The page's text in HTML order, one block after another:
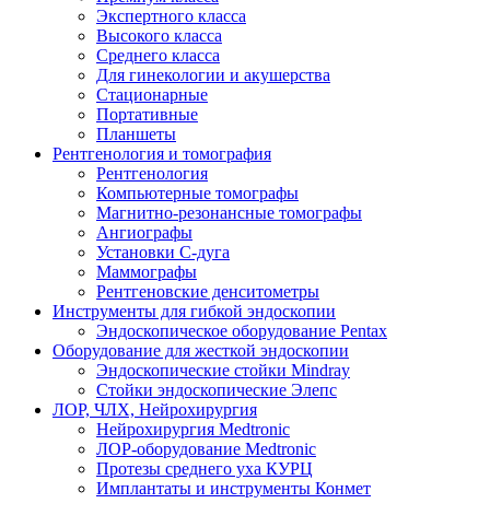
Экспертного класса
Высокого класса
Среднего класса
Для гинекологии и акушерства
Стационарные
Портативные
Планшеты
Рентгенология и томография
Рентгенология
Компьютерные томографы
Магнитно-резонансные томографы
Ангиографы
Установки С-дуга
Маммографы
Рентгеновские денситометры
Инструменты для гибкой эндоскопии
Эндоскопическое оборудование Pentax
Оборудование для жесткой эндоскопии
Эндоскопические стойки Mindray
Стойки эндоскопические Элепс
ЛОР, ЧЛХ, Нейрохирургия
Нейрохирургия Medtronic
ЛОР-оборудование Medtronic
Протезы среднего уха КУРЦ
Имплантаты и инструменты Конмет